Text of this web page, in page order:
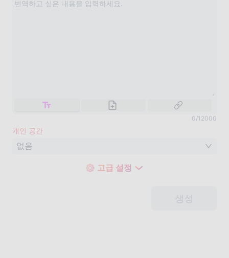
0/12000
개인 공간
없음
고급 설정